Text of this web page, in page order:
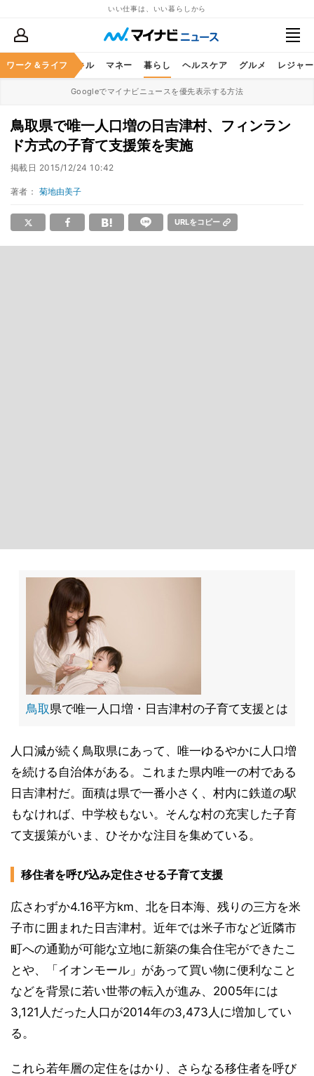
いい仕事は、いい暮らしから
ワーク＆ライフ
ア ビジネススキル マネー 暮らし ヘルスケア グルメ レジャー
Googleでマイナビニュースを優先表示する方法
鳥取県で唯一人口増の日吉津村、フィンラン
ド方式の子育て支援策を実施
掲載日 2015/12/24 10:42
著者： 菊地由美子
URLをコピー
鳥取県で唯一人口増・日吉津村の子育て支援とは
人口減が続く鳥取県にあって、唯一ゆるやかに人口増
を続ける自治体がある。これまた県内唯一の村である
日吉津村だ。面積は県で一番小さく、村内に鉄道の駅
もなければ、中学校もない。そんな村の充実した子育
て支援策がいま、ひそかな注目を集めている。
移住者を呼び込み定住させる子育て支援
広さわずか4.16平方km、北を日本海、残りの三方を米
子市に囲まれた日吉津村。近年では米子市など近隣市
町への通勤が可能な立地に新築の集合住宅ができたこ
とや、「イオンモール」があって買い物に便利なこと
などを背景に若い世帯の転入が進み、2005年には
3,121人だった人口が2014年の3,473人に増加してい
る。
これら若年層の定住をはかり、さらなる移住者を呼び